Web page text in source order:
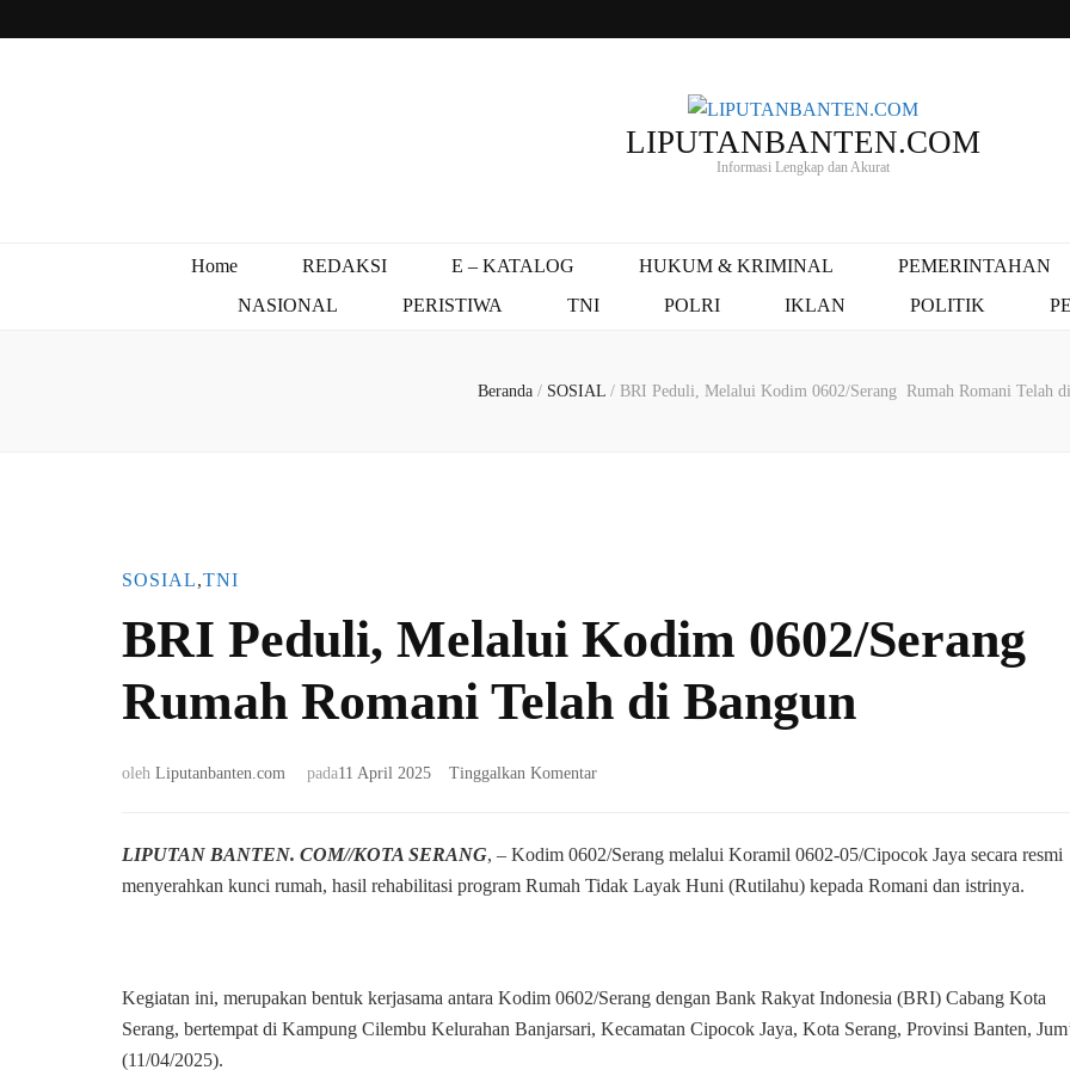
LIPUTANBANTEN.COM
Informasi Lengkap dan Akurat
Home REDAKSI E – KATALOG HUKUM & KRIMINAL
PEMERINTAHAN
NASIONAL
PERISTIWA TNI POLRI IKLAN POLITIK
Beranda / SOSIAL / BRI Peduli, Melalui Kodim 0602/Serang Rumah Romani Telah
SOSIAL,TNI
BRI Peduli, Melalui Kodim 0602/Serang
Rumah Romani Telah di Bangun
oleh Liputanbanten.com pada11 April 2025 Tinggalkan Komentarpada
Melalui
0602/Serang
di
Bangun
LIPUTAN BANTEN. COM//KOTA SERANG, – Kodim 0602/Serang melalui Koramil 0602-05/Cipocok Jaya secara resmi
menyerahkan kunci rumah, hasil rehabilitasi program Rumah Tidak Layak Huni (Rutilahu) kepada Romani dan istrinya.
Kegiatan ini, merupakan bentuk kerjasama antara Kodim 0602/Serang dengan Bank Rakyat Indonesia (BRI) Cabang Kota
Serang, bertempat di Kampung Cilembu Kelurahan Banjarsari, Kecamatan Cipocok Jaya, Kota Serang, Provinsi Banten,
(11/04/2025).